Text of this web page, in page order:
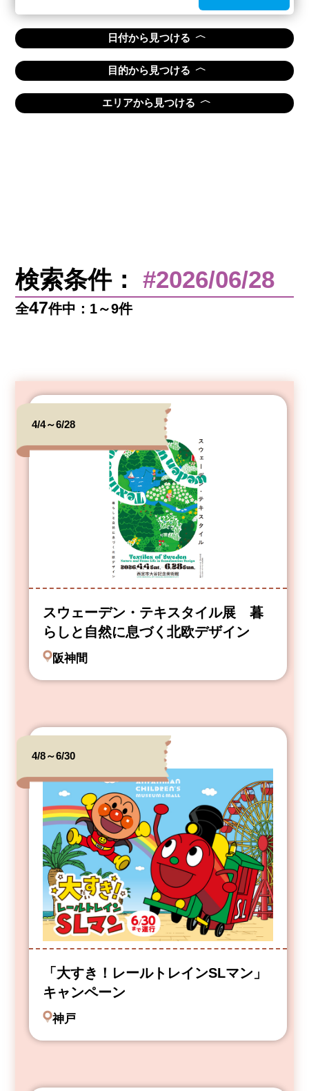
日付から見つける 〈
目的から見つける 〈
エリアから見つける 〈
検索条件：#2026/06/28
全47件中：1～9件
4/4～6/28
スウェーデン・テキスタイル展 暮
らしと自然に息づく北欧デザイン
阪神間
4/8～6/30
「大すき！レールトレインSLマン」
キャンペーン
神戸